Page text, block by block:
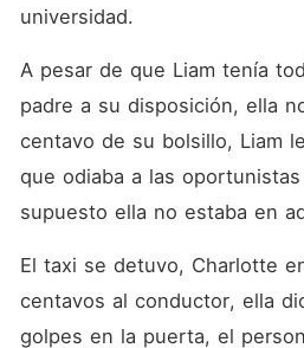
universidad.
A pesar de que Liam tenía
padre a su disposición, ella
centavo de su bolsillo, Liam
que odiaba a las
supuesto ella no estaba en
El taxi se detuvo, Charlotte
centavos al conductor, ella
golpes en la puerta, el